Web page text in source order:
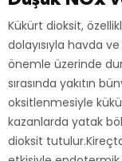
Kükürt dioksit,
dolayısıyla havda
önemle üzerinde
sırasında yakıtın
oksitlenmesiyle
kazanlarda yatak
dioksit